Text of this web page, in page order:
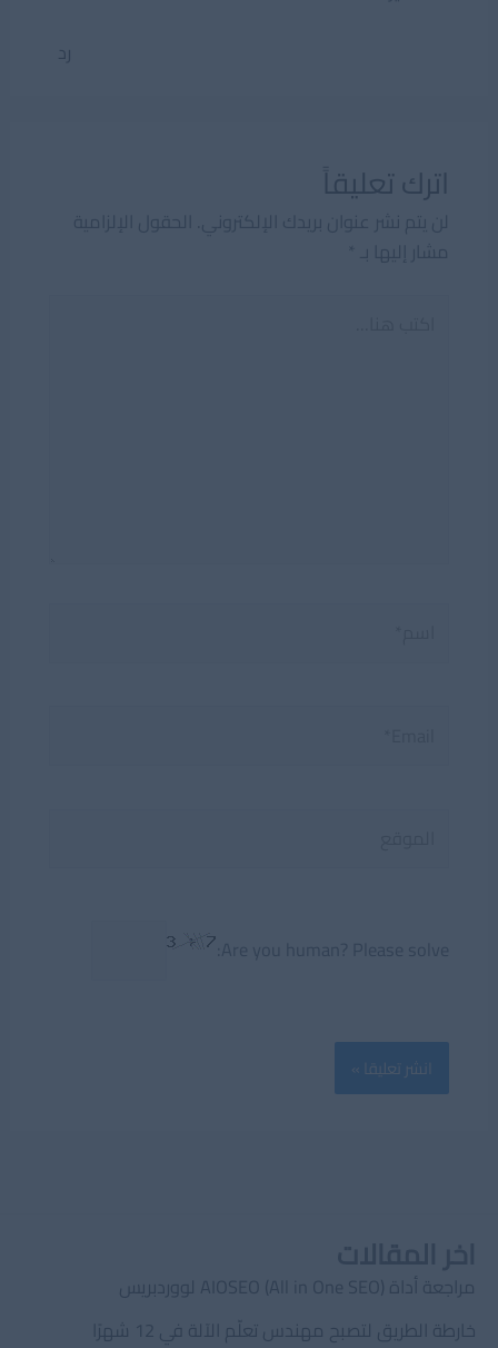
رد
اترك تعليقاً
مراجعة أداة AIOSEO (All in One SEO) لووردبريس
خارطة الطريق لتصبح مهندس تعلّم الآلة في 12 شهرًا